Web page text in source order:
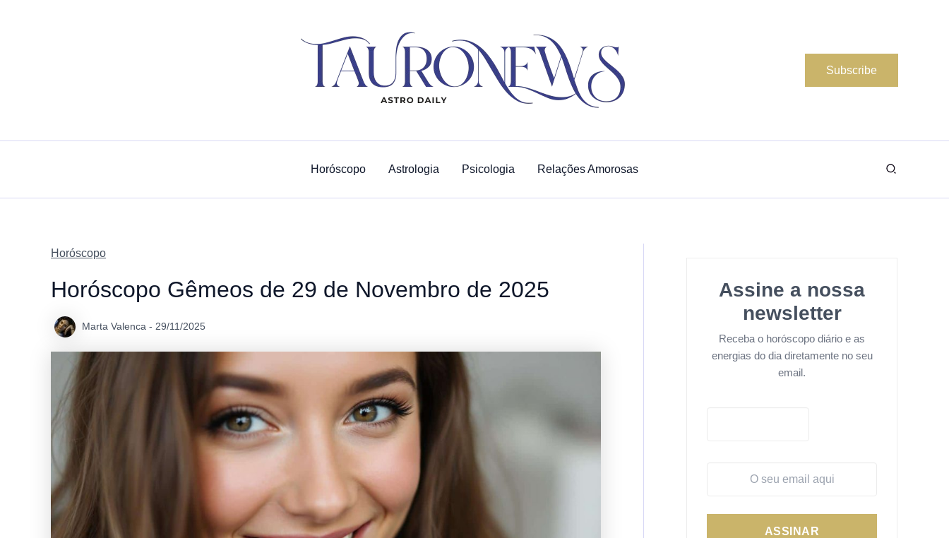
Subscribe
Horóscopo Astrologia Psicologia Relações Amorosas Search
Horóscopo
Horóscopo Gêmeos de 29 de Novembro de 2025
Marta Valenca - 29/11/2025
Assine a nossa
newsletter
Receba o horóscopo diário e as
energias do dia diretamente no seu
email.
ASSINAR